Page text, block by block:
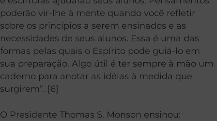
poderão vir-lhe à mente quando você refletir
sobre os princípios a serem ensinados e as
necessidades de seus alunos. Essa é uma das
formas pelas quais o Espírito pode guiá-lo em
sua preparação. Algo útil é ter sempre à mão um
caderno para anotar as idéias à medida que
surgirem”. [6]
O Presidente Thomas S. Monson ensinou: